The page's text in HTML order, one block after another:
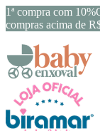
1ª compra com
compras acima de